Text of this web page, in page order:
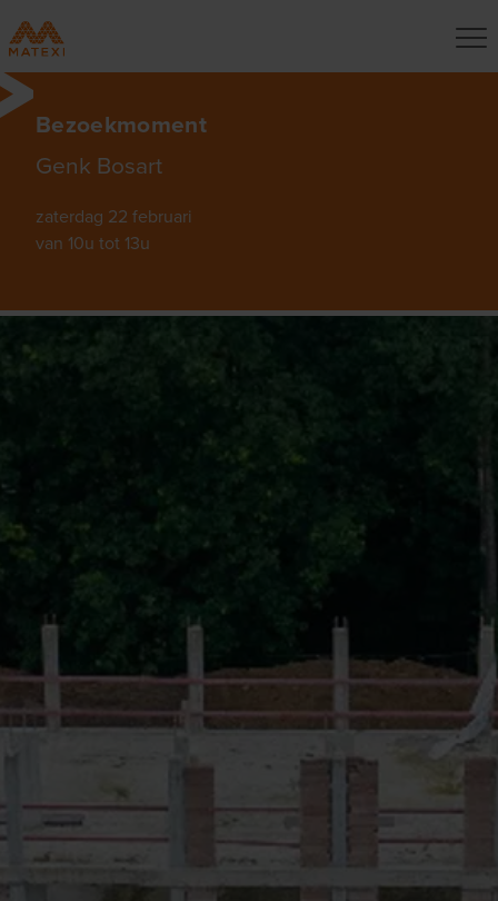
Bezoekmoment
Genk Bosart
zaterdag 22 februari
van 10u tot 13u